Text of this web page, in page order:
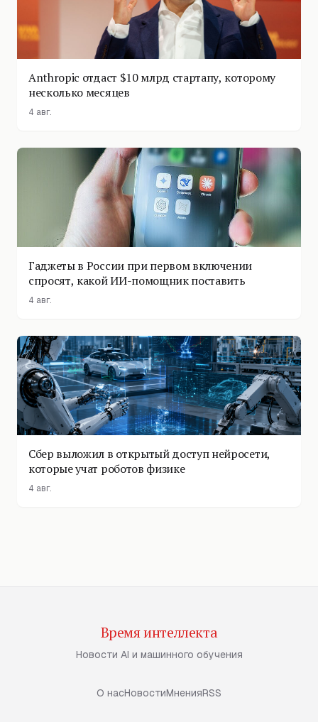
Anthropic отдаст $10 млрд стартапу, которому
несколько месяцев
4 авг.
Гаджеты в России при первом включении
спросят, какой ИИ-помощник поставить
4 авг.
Сбер выложил в открытый доступ нейросети,
которые учат роботов физике
4 авг.
Время интеллекта
Новости AI и машинного обучения
О насНовостиМненияRSS